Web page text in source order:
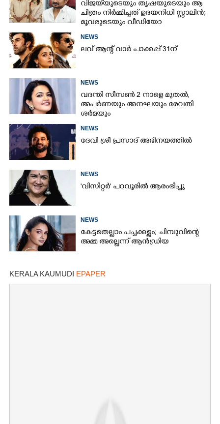
വിജയ്‌യുടെയും തൃഷയുടെയും ആ
ചിത്രം നിർമ്മിച്ചത് ഉദയനിധി സ്റ്റാലിൻ;
മൂവരുടെയും വീഡിയോ
NEWS
ലവ് ആന്റ് വാർ പാക്കപ്പ് 31ന്
NEWS
വദന്തി സീസൺ 2 നാളെ മുതൽ,
അപർണയും അനഘയും രേവതി
ശർമയും
NEWS
ദേവി ശ്രീ പ്രസാദ് അഭിനയത്തിൽ
NEWS
'വിസിറ്റർ' പറവൂരിൽ ആരംഭിച്ചു
NEWS
കേട്ടതെല്ലാം പച്ചക്കള്ളം; ചിമ്പുവിന്റെ
അമ്മ അല്ലെന്ന് ആൻഡ്രിയ
KERALA KAUMUDI EPAPER